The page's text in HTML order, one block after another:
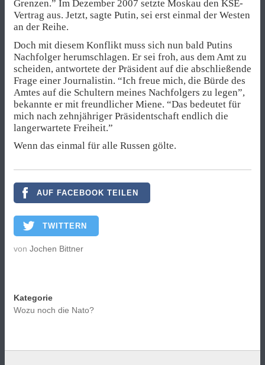
Grenzen.” Im Dezember 2007 setzte Moskau den KSE-
Vertrag aus. Jetzt, sagte Putin, sei erst einmal der Westen
an der Reihe.
Doch mit diesem Konflikt muss sich nun bald Putins
Nachfolger herumschlagen. Er sei froh, aus dem Amt zu
scheiden, antwortete der Präsident auf die abschließende
Frage einer Journalistin. “Ich freue mich, die Bürde des
Amtes auf die Schultern meines Nachfolgers zu legen”,
bekannte er mit freundlicher Miene. “Das bedeutet für
mich nach zehnjähriger Präsidentschaft endlich die
langerwartete Freiheit.”
Wenn das einmal für alle Russen gölte.
AUF FACEBOOK TEILEN
TWITTERN
von Jochen Bittner
Kategorie
Wozu noch die Nato?